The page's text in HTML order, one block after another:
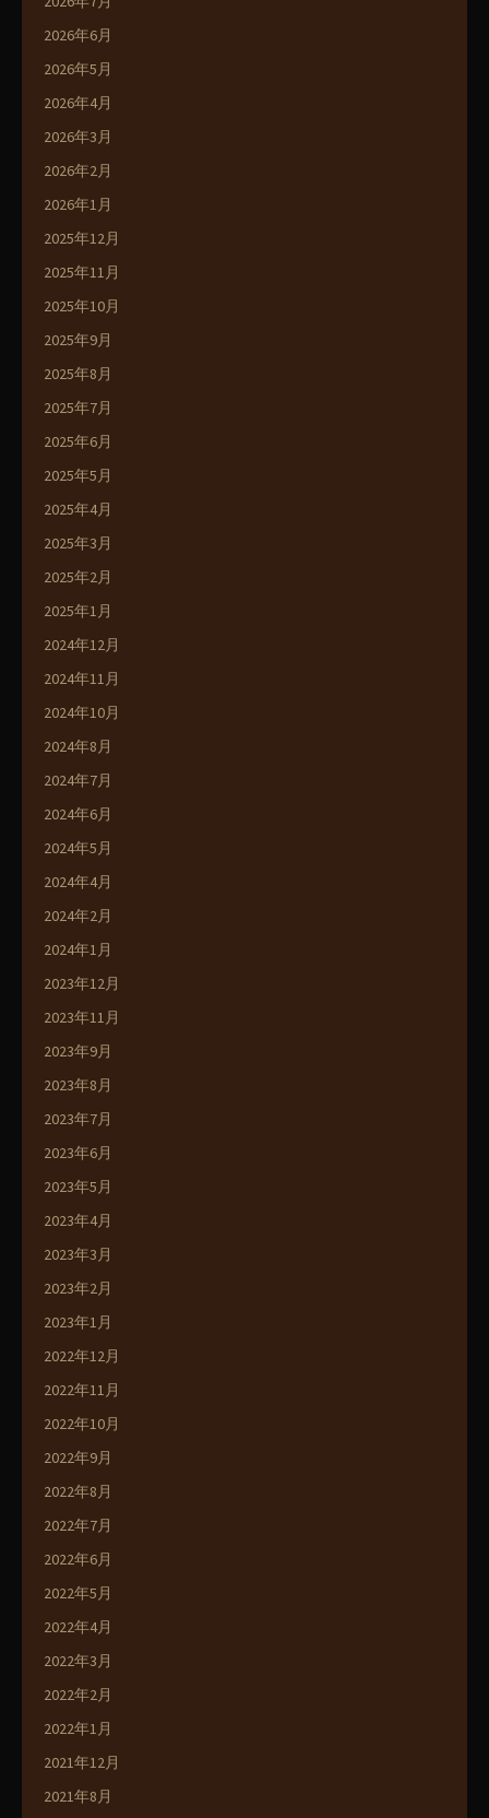
2026年6月
2026年5月
2026年4月
2026年3月
2026年2月
2026年1月
2025年12月
2025年11月
2025年10月
2025年9月
2025年8月
2025年7月
2025年6月
2025年5月
2025年4月
2025年3月
2025年2月
2025年1月
2024年12月
2024年11月
2024年10月
2024年8月
2024年7月
2024年6月
2024年5月
2024年4月
2024年2月
2024年1月
2023年12月
2023年11月
2023年9月
2023年8月
2023年7月
2023年6月
2023年5月
2023年4月
2023年3月
2023年2月
2023年1月
2022年12月
2022年11月
2022年10月
2022年9月
2022年8月
2022年7月
2022年6月
2022年5月
2022年4月
2022年3月
2022年2月
2022年1月
2021年12月
2021年8月